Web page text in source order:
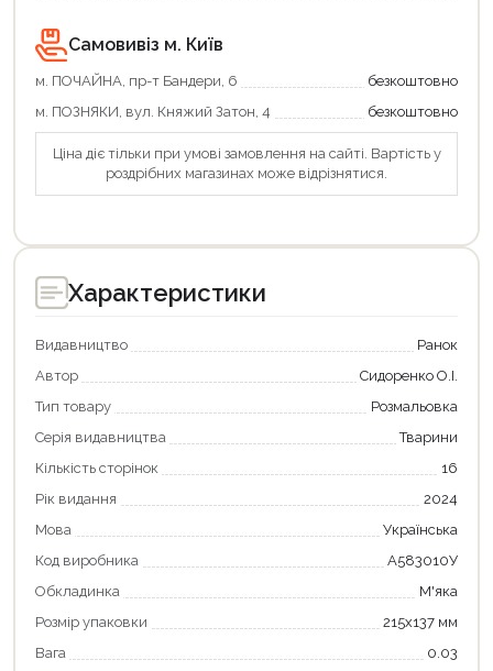
Самовивіз м. Київ
м. ПОЧАЙНА, пр-т Бандери, 6
безкоштовно
м. ПОЗНЯКИ, вул. Княжий Затон, 4
безкоштовно
Ціна діє тільки при умові замовлення на сайті. Вартість у
роздрібних магазинах може відрізнятися.
Характеристики
Видавництво
Ранок
Автор
Сидоренко О.І.
Тип товару
Розмальовка
Серія видавництва
Тварини
Кількість сторінок
16
Рік видання
2024
Мова
Українська
Код виробника
А583010У
Обкладинка
М'яка
Розмір упаковки
215х137 мм
Вага
0.03